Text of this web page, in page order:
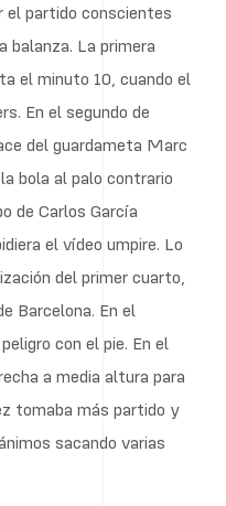
el partido conscientes
balanza. La primera
el minuto 10, cuando el
En el segundo de
del guardameta Marc
bola al palo contrario
de Carlos García
el vídeo umpire. Lo
del primer cuarto,
Barcelona. En el
con el pie. En el
a media altura para
tomaba más partido y
sacando varias